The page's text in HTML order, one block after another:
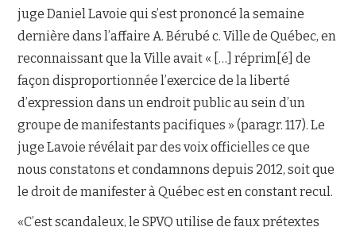
juge Daniel Lavoie qui s’est prononcé la semaine
dernière dans l’affaire A. Bérubé c. Ville de Québec, en
reconnaissant que la Ville avait « […] réprim[é] de
façon disproportionnée l’exercice de la liberté
d’expression dans un endroit public au sein d’un
groupe de manifestants pacifiques » (paragr. 117). Le
juge Lavoie révélait par des voix officielles ce que
nous constatons et condamnons depuis 2012, soit que
le droit de manifester à Québec est en constant recul.
«C’est scandaleux, le SPVQ utilise de faux prétextes